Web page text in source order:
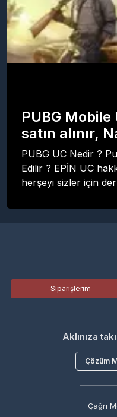
PUBG
satın alınır,
PUBG UC Nedir ?
Edilir ? EPİN UC
herşeyi sizler için
Siparişlerim
Aklınıza
Çözüm
Çağrı